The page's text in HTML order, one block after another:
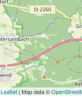
Leaflet| Map data ©